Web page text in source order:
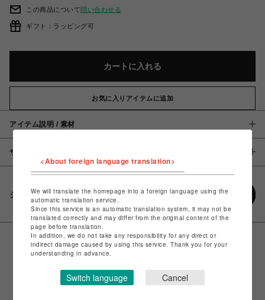
この商品について問い合わせる
ギフト：ラッピング可
カートに入れる
お気に入りアイテムに追加
アイテム説明 / 素材
サイズ
シェアする
<About foreign language translation>
We will translate the homepage into a foreign language using the
automatic translation service.
Since this service is an automatic translation system, it may not be
translated correctly and may differ from the original content of the
page before translation.
In addition, we do not take any responsibility for any direct or
indirect damage caused by using this service. Thank you for your
understanding in advance.
Switch language Cancel